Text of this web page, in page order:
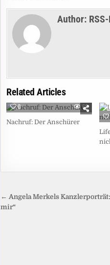
Author:
Related Articles
0 60
Nachruf: Der Anschürer
← Angela Merkels
mir“